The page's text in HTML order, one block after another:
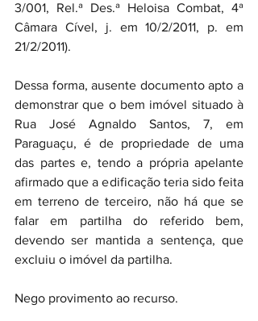
3/001, Rel.ª Des.ª Heloisa Combat, 4ª
Câmara Cível, j. em 10/2/2011, p. em
21/2/2011).
Dessa forma, ausente documento apto a
demonstrar que o bem imóvel situado à
Rua José Agnaldo Santos, 7, em
Paraguaçu, é de propriedade de uma
das partes e, tendo a própria apelante
afirmado que a edificação teria sido feita
em terreno de terceiro, não há que se
falar em partilha do referido bem,
devendo ser mantida a sentença, que
excluiu o imóvel da partilha.
Nego provimento ao recurso.